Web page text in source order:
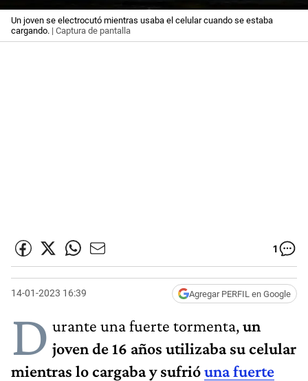
Un joven se electrocutó mientras usaba el celular cuando se estaba
cargando. | Captura de pantalla
1
14-01-2023 16:39 Agregar PERFIL en Google
D urante una fuerte tormenta,un
joven de 16 años utilizaba su celular
mientras lo cargaba y sufrióuna fuerte